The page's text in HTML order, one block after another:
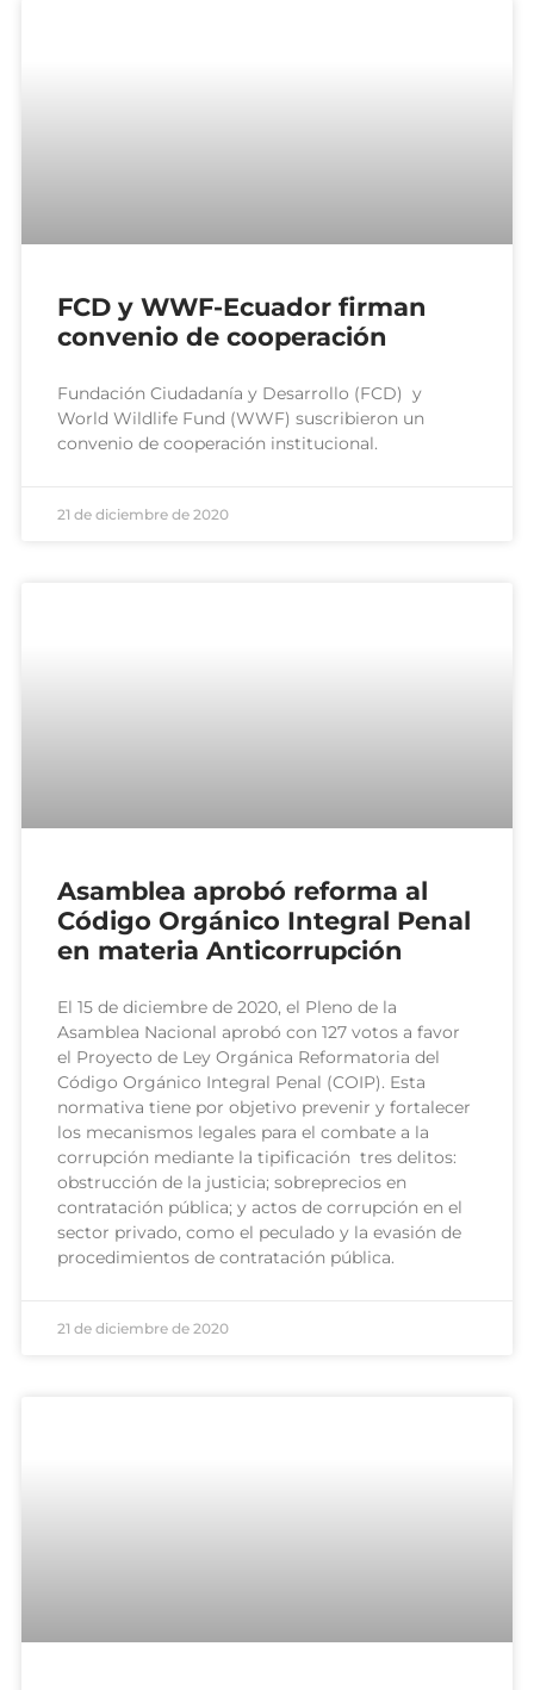
FCD y WWF-Ecuador firman
convenio de cooperación
Fundación Ciudadanía y Desarrollo (FCD) y
World Wildlife Fund (WWF) suscribieron un
convenio de cooperación institucional.
21 de diciembre de 2020
Asamblea aprobó reforma al
Código Orgánico Integral Penal
en materia Anticorrupción
El 15 de diciembre de 2020, el Pleno de la
Asamblea Nacional aprobó con 127 votos a favor
el Proyecto de Ley Orgánica Reformatoria del
Código Orgánico Integral Penal (COIP). Esta
normativa tiene por objetivo prevenir y fortalecer
los mecanismos legales para el combate a la
corrupción mediante la tipificación tres delitos:
obstrucción de la justicia; sobreprecios en
contratación pública; y actos de corrupción en el
sector privado, como el peculado y la evasión de
procedimientos de contratación pública.
21 de diciembre de 2020